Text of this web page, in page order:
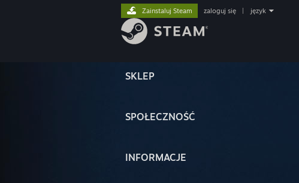
SKLEP
SPOŁECZNOŚĆ
INFORMACJE
Zainstaluj Steam zaloguj się język